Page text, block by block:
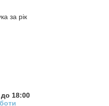
за рік
18:00